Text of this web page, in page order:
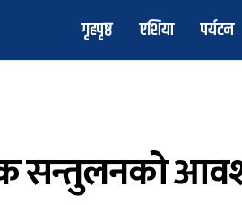
गृहपृष्ठ एशिया पर्यटन
सन्तुलनको